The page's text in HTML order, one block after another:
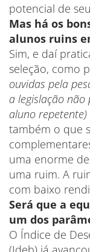
potencial de
Mas há os
alunos ruins
Sim, e daí
seleção, como
ouvidas pela
a legislação
aluno repetente)
também o que
uma enorme
uma ruim. A
com baixo
Será que a
um dos
O Índice de